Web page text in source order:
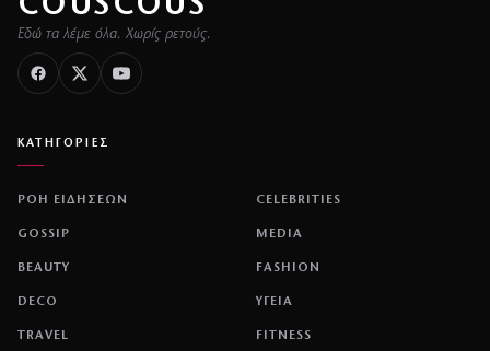
Εδώ τα λέμε όλα. Χωρίς ρετούς.
ΚΑΤΗΓΟΡΙΕΣ
ΡΟΗ ΕΙΔΗΣΕΩΝ CELEBRITIES
GOSSIP MEDIA
BEAUTY FASHION
DECO ΥΓΕΙΑ
TRAVEL FITNESS